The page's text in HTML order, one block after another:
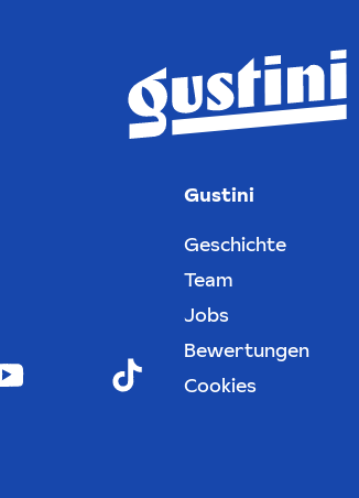
Gustini
Geschichte
Team
Jobs
Bewertungen
Cookies